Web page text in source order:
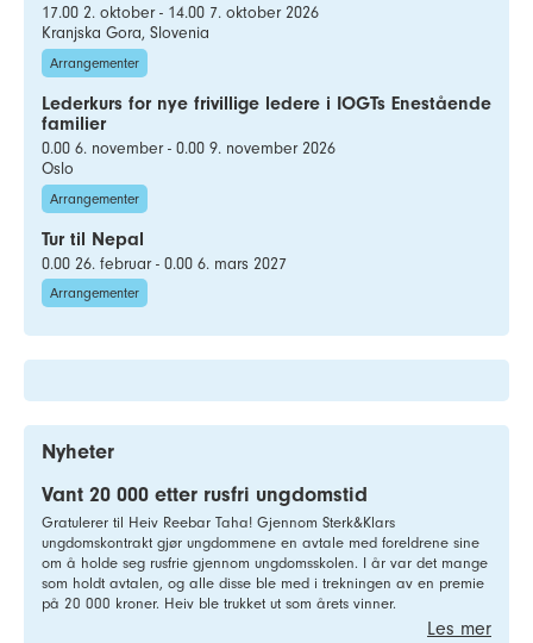
17.00 2. oktober - 14.00 7. oktober 2026
Kranjska Gora, Slovenia
Arrangementer
Lederkurs for nye frivillige ledere i IOGTs Enestående
familier
0.00 6. november - 0.00 9. november 2026
Oslo
Arrangementer
Tur til Nepal
0.00 26. februar - 0.00 6. mars 2027
Arrangementer
Nyheter
Vant 20 000 etter rusfri ungdomstid
Gratulerer til Heiv Reebar Taha! Gjennom Sterk&Klars
ungdomskontrakt gjør ungdommene en avtale med foreldrene sine
om å holde seg rusfrie gjennom ungdomsskolen. I år var det mange
som holdt avtalen, og alle disse ble med i trekningen av en premie
på 20 000 kroner. Heiv ble trukket ut som årets vinner.
Les mer